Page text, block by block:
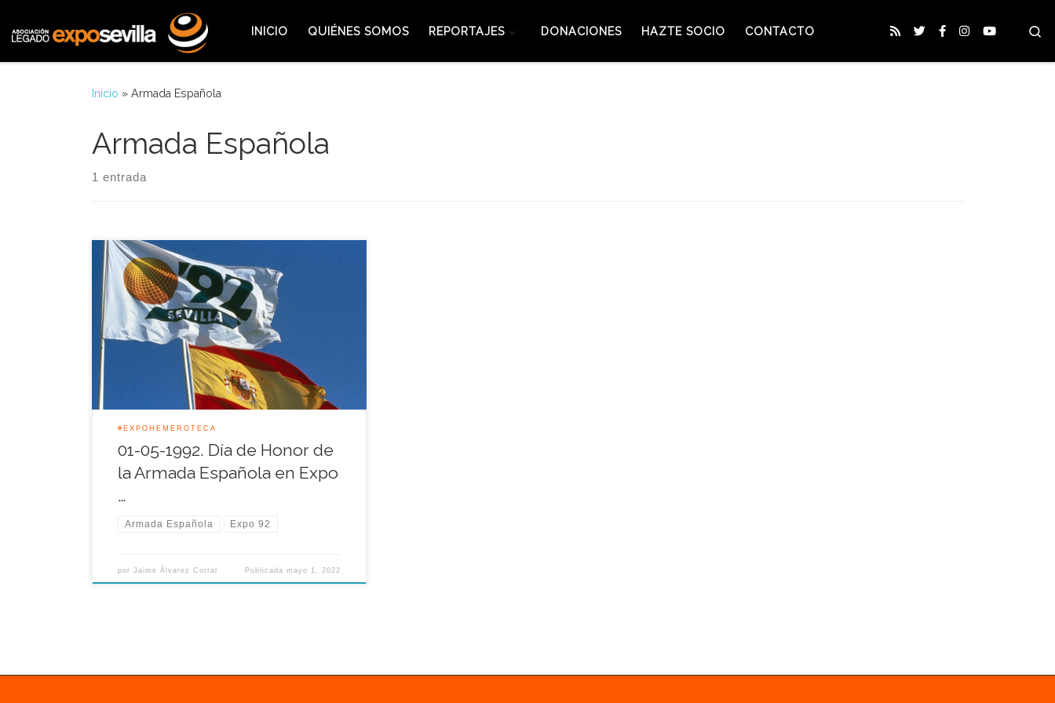
INICIO QUIÉNES SOMOS REPORTAJES DONACIONES HAZTE SOCIO CONTACTO
Inicio » Armada Española
Armada Española
1 entrada
Curiosamente, el día de honor de la Armada
Española en la Expo coincidió en la fecha con la
celebración en toda España de la festividad del
Primero de Mayo. La Armada Española celebró
aquella jornada su día de honor en la Expo 92, un
día de honor vacío de actos, […]
#EXPOHEMEROTECA
01-05-1992. Día de Honor de
la Armada Española en Expo
…
Armada Española Expo 92
porJaime Álvarez Corral Publicada mayo 1, 2022